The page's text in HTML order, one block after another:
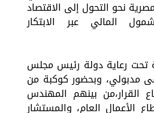
نحو التحول إلى الاقتصاد
المالي عبر الابتكار
تحت رعاية دولة رئيس مجلس
مدبولي، وبحضور كوكبة من
القرار،من بينهم المهندس
الأعمال العام، والمستشار